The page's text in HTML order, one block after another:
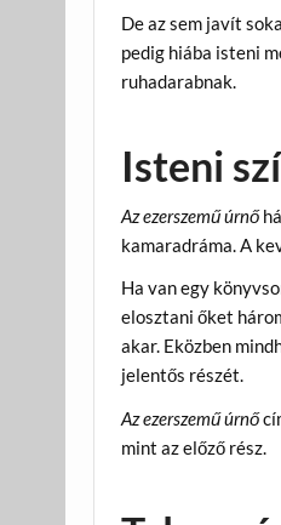
De az sem javít
pedig hiába isteni
ruhadarabnak.
Isteni
Az ezerszemű úrnő
kamaradráma. A
Ha van egy
elosztani őket
akar. Eközben
jelentős részét.
Az ezerszemű úrnő
mint az előző rész.